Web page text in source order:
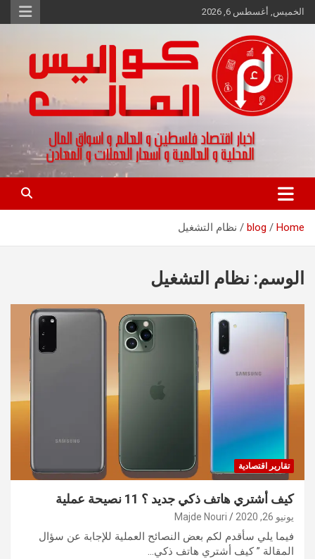
Skip
to
الخميس, أغسطس 6, 2026
كواليس المال
اخبار اقتصاد فلسطين و العالم و تقارير اسواق المال و العملات
Home
blog نظام التشغيل
الوسم: نظام التشغيل
تقارير اقتصادية
كيف أشتري هاتف ذكي جديد ؟ 11 نصيحة عملية
يونيو 26, 2020 Majde Nouri
فيما يلي سأقدم لكم بعض النصائح العملية للإجابة عن سؤال
المقالة ” كيف أشتري هاتف ذكي…